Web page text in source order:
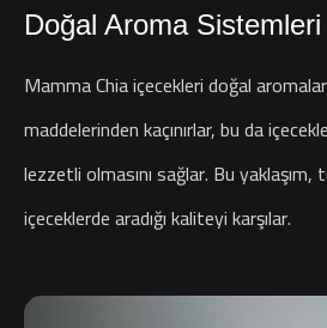
Doğal Aroma Sistemleri
Mamma Chia içecekleri doğal
maddelerinden kaçınırlar, bu da
lezzetli olmasını sağlar. Bu yaklaşım,
içeceklerde aradığı kaliteyi karşılar.